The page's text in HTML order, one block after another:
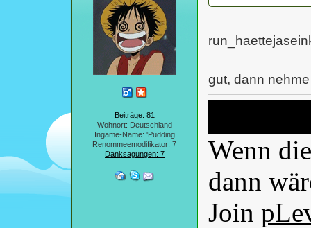
Beiträge: 81
Wohnort: Deutschland
Ingame-Name: 'Pudding
Renommeemodifikator: 7
Danksagungen: 7
gut, dann
Wenn
dann
Join